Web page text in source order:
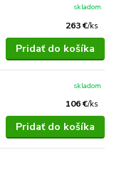
263 €/ks
skladom
Pridať do košíka
106 €/ks
skladom
Pridať do košíka